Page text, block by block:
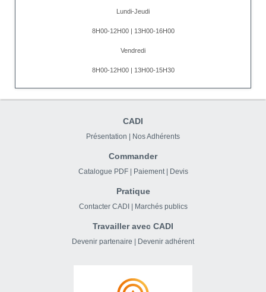
Lundi-Jeudi
8H00-12H00 | 13H00-16H00
Vendredi
8H00-12H00 | 13H00-15H30
CADI
Présentation | Nos Adhérents
Commander
Catalogue PDF | Paiement | Devis
Pratique
Contacter CADI | Marchés publics
Travailler avec CADI
Devenir partenaire | Devenir adhérent